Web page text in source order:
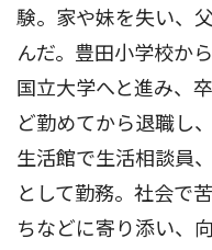
験。家や妹を失い、
んだ。豊田小学校か
国立大学へと進み、
ど勤めてから退職し
生活館で生活相談員
として勤務。社会で
ちなどに寄り添い、